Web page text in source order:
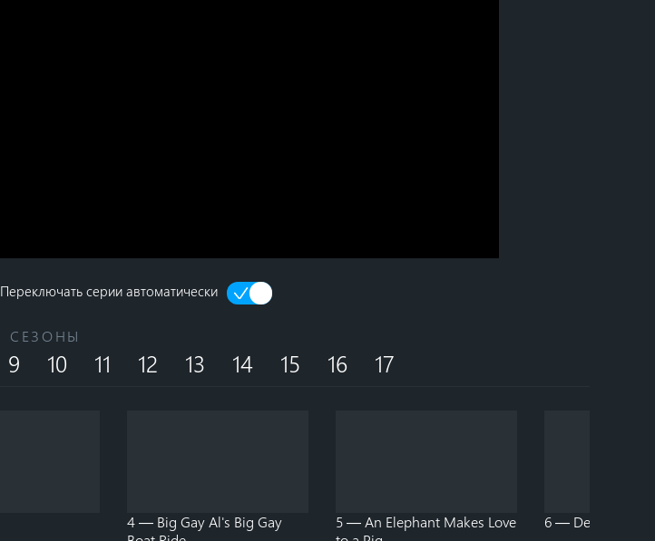
Переключать серии автоматически
СЕЗОНЫ
9 10 11 12 13 14 15 16 17
4 — Big Gay Al's Big Gay
5 — An Elephant Makes Love
6 — Death